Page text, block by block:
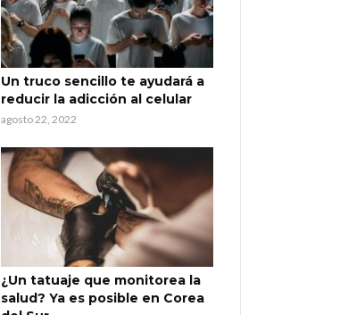
Un truco sencillo te ayudará a
reducir la adicción al celular
agosto 22, 2022
¿Un tatuaje que monitorea la
salud? Ya es posible en Corea